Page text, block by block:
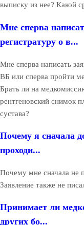
выписку из нее? Какой
Мне сперва
регистратуру о в...
Мне сперва написать
ВБ или сперва пройти
Брать ли на
рентгеновский снимок
сустава?
Почему я сначала
проходи...
Почему мне сначала не
Заявление также не
Принимает ли
других бо...